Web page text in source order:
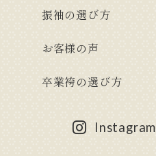
振袖の選び方
お客様の声
卒業袴の選び方
Instagram